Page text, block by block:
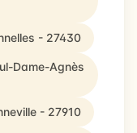
- 27430
Dame-Agnès
- 27910